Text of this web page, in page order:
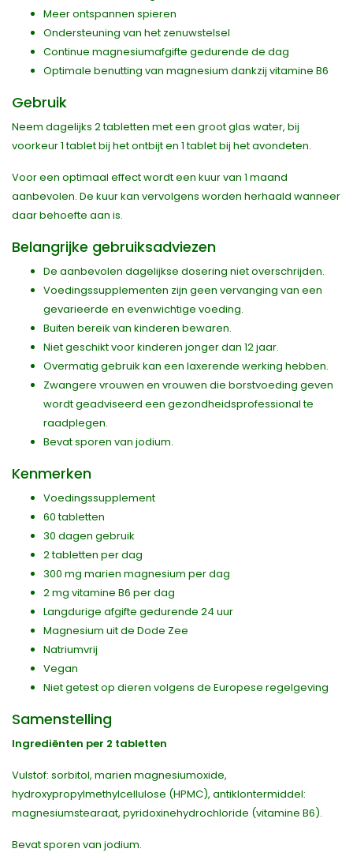
Meer ontspannen spieren
Ondersteuning van het zenuwstelsel
Continue magnesiumafgifte gedurende de dag
Optimale benutting van magnesium dankzij vitamine B6
Gebruik
Neem dagelijks 2 tabletten met een groot glas water, bij
voorkeur 1 tablet bij het ontbijt en 1 tablet bij het avondeten.
Voor een optimaal effect wordt een kuur van 1 maand
aanbevolen. De kuur kan vervolgens worden herhaald wanneer
daar behoefte aan is.
Belangrijke gebruiksadviezen
De aanbevolen dagelijkse dosering niet overschrijden.
Voedingssupplementen zijn geen vervanging van een
gevarieerde en evenwichtige voeding.
Buiten bereik van kinderen bewaren.
Niet geschikt voor kinderen jonger dan 12 jaar.
Overmatig gebruik kan een laxerende werking hebben.
Zwangere vrouwen en vrouwen die borstvoeding geven
wordt geadviseerd een gezondheidsprofessional te
raadplegen.
Bevat sporen van jodium.
Kenmerken
Voedingssupplement
60 tabletten
30 dagen gebruik
2 tabletten per dag
300 mg marien magnesium per dag
2 mg vitamine B6 per dag
Langdurige afgifte gedurende 24 uur
Magnesium uit de Dode Zee
Natriumvrij
Vegan
Niet getest op dieren volgens de Europese regelgeving
Samenstelling
Ingrediënten per 2 tabletten
Vulstof: sorbitol, marien magnesiumoxide,
hydroxypropylmethylcellulose (HPMC), antiklontermiddel:
magnesiumstearaat, pyridoxinehydrochloride (vitamine B6).
Bevat sporen van jodium.